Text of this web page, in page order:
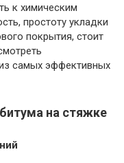
к химическим
простоту укладки
покрытия, стоит
самых эффективных
на стяжке